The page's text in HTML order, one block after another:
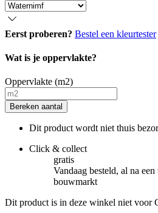
Eerst proberen? Bestel een kleurtester
Wat is je oppervlakte?
Oppervlakte (m2)
Bereken aantal
Dit product wordt niet thuis
Click & collect
gratis
Vandaag besteld, al na
bouwmarkt
Dit product is in deze winkel niet voor